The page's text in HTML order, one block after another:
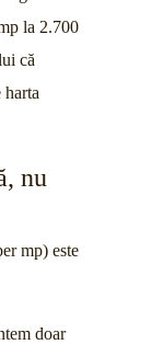
la 2.700
că
nu
mp) este
doar